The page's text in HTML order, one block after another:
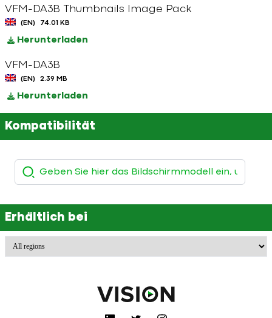
VFM-DA3B Thumbnails Image Pack
(EN) 74.01 KB
Herunterladen
VFM-DA3B
(EN) 2.39 MB
Herunterladen
Kompatibilität
Erhältlich bei